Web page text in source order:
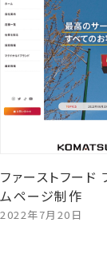
ファーストフード
ムページ制作
2022年7月20日